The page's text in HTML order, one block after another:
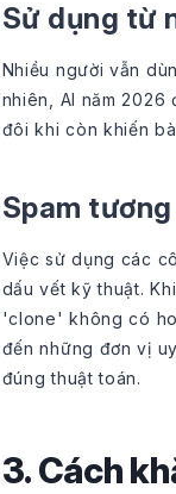
Sử dụng từ
Nhiều người vẫn
nhiên, AI năm 2026
đôi khi còn khiến
Spam
Việc sử dụng các
dấu vết kỹ thuật.
'clone' không có
đến những đơn vị
đúng thuật toán.
3. Cách